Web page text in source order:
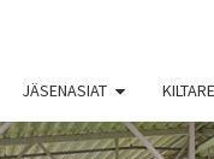
JÄSENASIAT